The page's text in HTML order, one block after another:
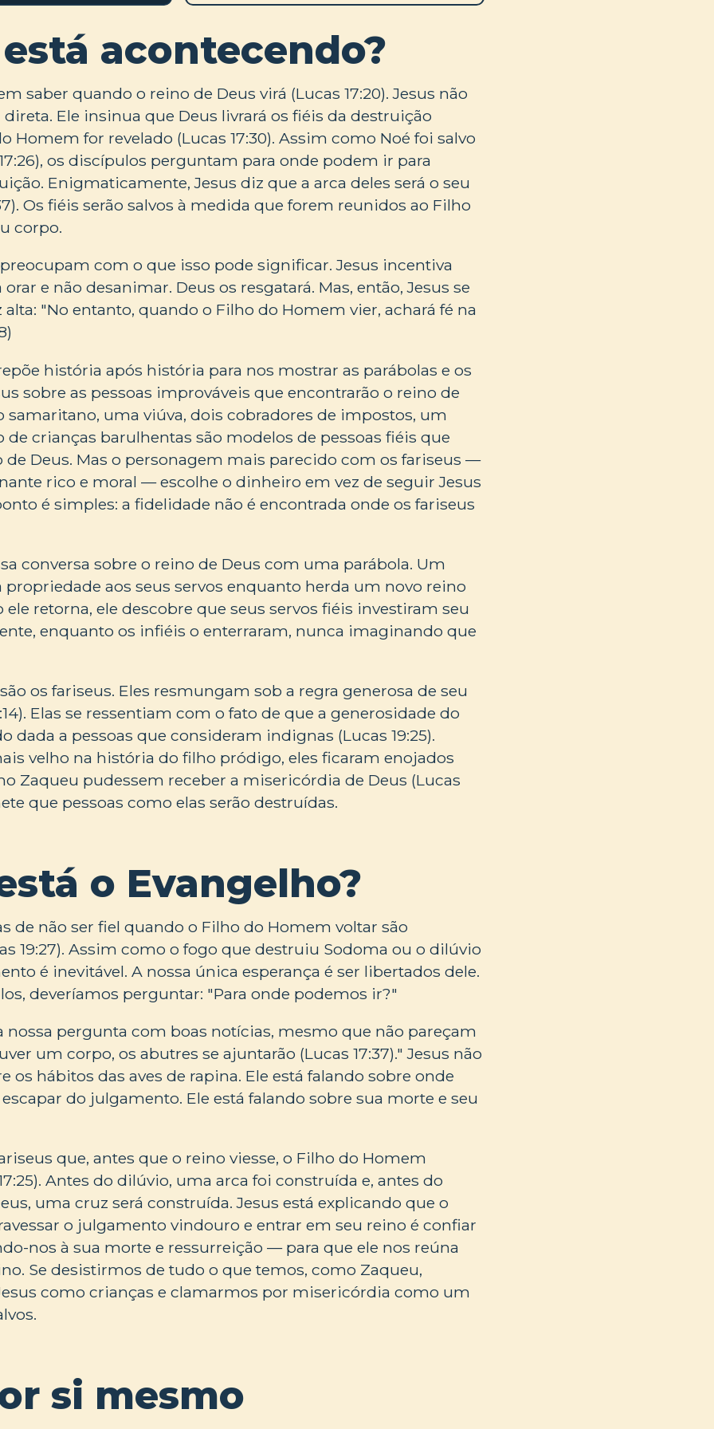
acontecendo?
saber quando o reino de Deus virá (Lucas 17:20). Jesus não
Ele insinua que Deus livrará os fiéis da destruição
Homem for revelado (Lucas 17:30). Assim como Noé foi salvo
os discípulos perguntam para onde podem ir para
Enigmaticamente, Jesus diz que a arca deles será o seu
Os fiéis serão salvos à medida que forem reunidos ao Filho
corpo.
com o que isso pode significar. Jesus incentiva
e não desanimar. Deus os resgatará. Mas, então, Jesus se
"No entanto, quando o Filho do Homem vier, achará fé na
história após história para nos mostrar as parábolas e os
sobre as pessoas improváveis que encontrarão o reino de
samaritano, uma viúva, dois cobradores de impostos, um
crianças barulhentas são modelos de pessoas fiéis que
de Deus. Mas o personagem mais parecido com os fariseus —
rico e moral — escolhe o dinheiro em vez de seguir Jesus
é simples: a fidelidade não é encontrada onde os fariseus
conversa sobre o reino de Deus com uma parábola. Um
propriedade aos seus servos enquanto herda um novo reino
retorna, ele descobre que seus servos fiéis investiram seu
enquanto os infiéis o enterraram, nunca imaginando que
os fariseus. Eles resmungam sob a regra generosa de seu
Elas se ressentiam com o fato de que a generosidade do
dada a pessoas que consideram indignas (Lucas 19:25).
velho na história do filho pródigo, eles ficaram enojados
Zaqueu pudessem receber a misericórdia de Deus (Lucas
que pessoas como elas serão destruídas.
o Evangelho?
de não ser fiel quando o Filho do Homem voltar são
19:27). Assim como o fogo que destruiu Sodoma ou o dilúvio
é inevitável. A nossa única esperança é ser libertados dele.
deveríamos perguntar: "Para onde podemos ir?"
nossa pergunta com boas notícias, mesmo que não pareçam
um corpo, os abutres se ajuntarão (Lucas 17:37)." Jesus não
os hábitos das aves de rapina. Ele está falando sobre onde
do julgamento. Ele está falando sobre sua morte e seu
que, antes que o reino viesse, o Filho do Homem
Antes do dilúvio, uma arca foi construída e, antes do
uma cruz será construída. Jesus está explicando que o
o julgamento vindouro e entrar em seu reino é confiar
nos à sua morte e ressurreição — para que ele nos reúna
Se desistirmos de tudo o que temos, como Zaqueu,
como crianças e clamarmos por misericórdia como um
si mesmo